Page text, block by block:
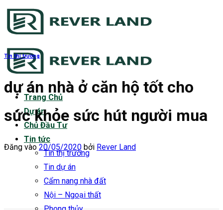
Bỏ
qua
dung
Trang Chủ
Dự án
Chủ Đầu Tư
Tin tức
Tin thị trường
Tin dự án
Cẩm nang nhà đất
Nội – Ngoại thất
Tin thị trường
dự án nhà ở căn hộ tốt cho
sức khỏe sức hút người mua
Đăng vào 20/05/2020 bởi Rever Land